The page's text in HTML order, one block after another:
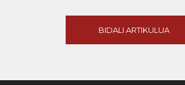
BIDALI ARTIKULUA